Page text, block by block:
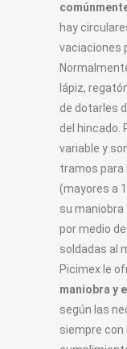
hay
vaciaciones
lápiz,
de dotarles
del hincado.
variable y
tramos para
(mayores a
su maniobra
por medio
soldadas al
Picimex le
maniobra y
según las
siempre con